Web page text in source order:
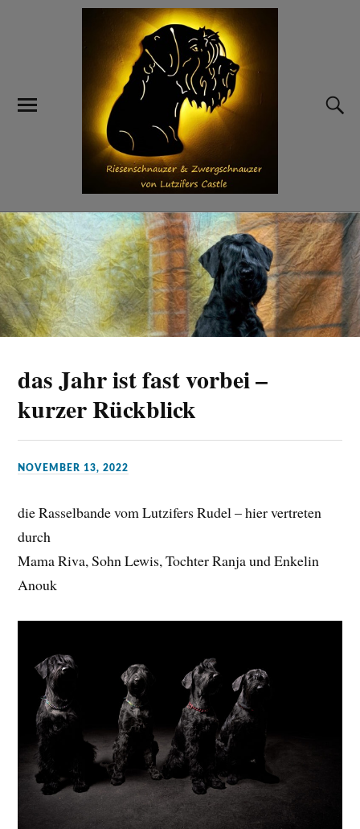
das Jahr ist fast vorbei –
kurzer Rückblick
NOVEMBER 13, 2022
die Rasselbande vom Lutzifers Rudel – hier vertreten
durch
Mama Riva, Sohn Lewis, Tochter Ranja und Enkelin
Anouk